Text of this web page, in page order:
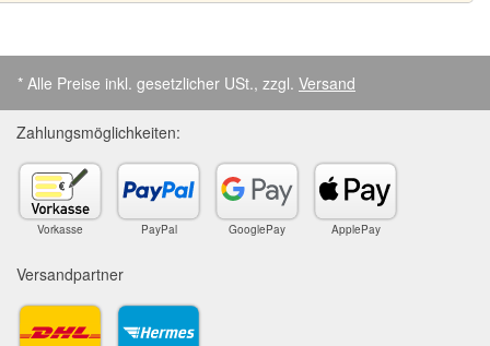
* Alle Preise inkl. gesetzlicher USt., zzgl. Versand
Zahlungsmöglichkeiten:
Vorkasse PayPal GooglePay ApplePay
Versandpartner